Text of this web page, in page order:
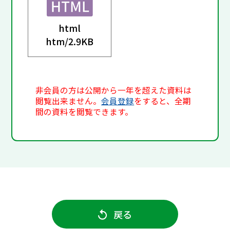
html
htm/2.9KB
非会員の方は公開から一年を超えた資料は
閲覧出来ません。会員登録をすると、全期
間の資料を閲覧できます。
戻る